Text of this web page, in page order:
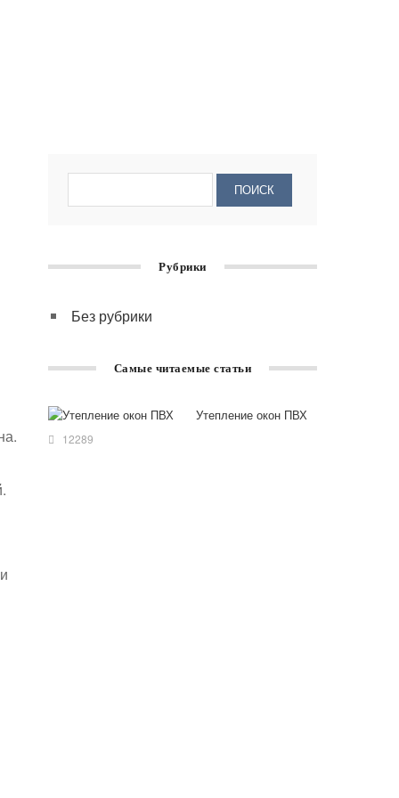
Рубрики
Без рубрики
Самые читаемые статьи
Утепление окон ПВХ
12289